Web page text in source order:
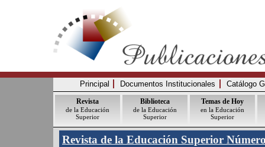
Principal Documentos Institucionales Catálogo
Revista
de la Educación
Superior
Biblioteca
de la Educación
Superior
Temas de Hoy
en la Educación
Superior
Revista de la Educación Superior